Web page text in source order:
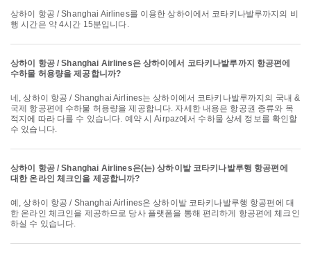
상하이 항공 / Shanghai Airlines를 이용한 상하이에서 코타키나발루까지의 비
행 시간은 약 4시간 15분입니다.
상하이 항공 / Shanghai Airlines은 상하이에서 코타키나발루까지 항공편에
수하물 허용량을 제공합니까?
네, 상하이 항공 / Shanghai Airlines는 상하이에서 코타키나발루까지의 국내 &
국제 항공편에 수하물 허용량을 제공합니다. 자세한 내용은 항공권 종류와 목
적지에 따라 다를 수 있습니다. 예약 시 Airpaz에서 수하물 상세 정보를 확인할
수 있습니다.
상하이 항공 / Shanghai Airlines은(는) 상하이발 코타키나발루행 항공편에
대한 온라인 체크인을 제공합니까?
예, 상하이 항공 / Shanghai Airlines은 상하이발 코타키나발루행 항공편에 대
한 온라인 체크인을 제공하므로 당사 플랫폼을 통해 편리하게 항공편에 체크인
하실 수 있습니다.